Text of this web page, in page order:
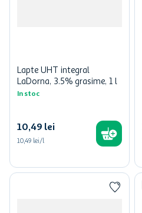
Lapte UHT integral
LaDorna, 3.5% grasime, 1 l
In stoc
10,49 lei
10,49 lei/l